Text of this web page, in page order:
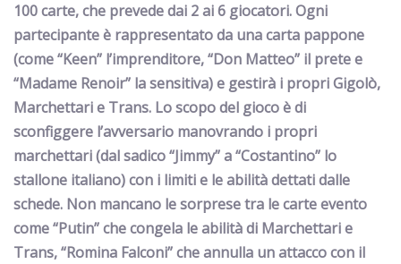
100 carte, che prevededai 2 ai 6 giocatori. Ogni
partecipante è rappresentato da una carta pappone
(come “Keen” l’imprenditore, “Don Matteo” il prete e
“Madame Renoir” la sensitiva) e gestirà i propri Gigolò,
Marchettari e Trans. Lo scopo del gioco è di
sconfiggere l’avversario manovrando i propri
marchettari (dal sadico “Jimmy” a “Costantino” lo
stallone italiano) con i limiti e le abilità dettati dalle
schede. Non mancano le sorprese tra le carte evento
come “Putin” che congela le abilità di Marchettari e
Trans, “Romina Falconi” che annulla un attacco con il